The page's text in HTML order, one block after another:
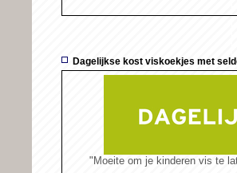
Dagelijkse kost viskoekjes met
"Moeite om je kinderen vis te